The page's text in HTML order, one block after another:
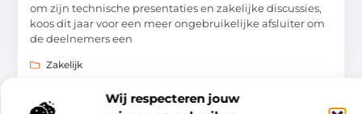
Wij respecteren jouw
om zijn technische presentaties en zakelijke discussies,
koos dit jaar voor een meer ongebruikelijke afsluiter om
de deelnemers een
Zakelijk